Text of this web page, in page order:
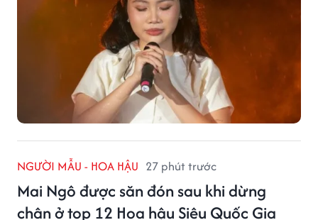
NGƯỜI MẪU - HOA HẬU 27 phút trước
Mai Ngô được săn đón sau khi dừng
chân ở top 12 Hoa hậu Siêu Quốc Gia